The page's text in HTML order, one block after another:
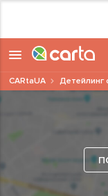
CARtaUA Детейлинг